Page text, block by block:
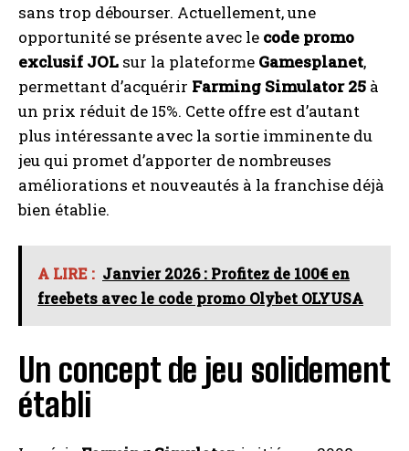
sans trop débourser. Actuellement, une
opportunité se présente avec le code promo
exclusif JOL sur la plateforme Gamesplanet,
permettant d’acquérir Farming Simulator 25 à
un prix réduit de 15%. Cette offre est d’autant
plus intéressante avec la sortie imminente du
jeu qui promet d’apporter de nombreuses
améliorations et nouveautés à la franchise déjà
bien établie.
A LIRE : Janvier 2026 : Profitez de 100€ en
freebets avec le code promo Olybet OLYUSA
Un concept de jeu solidement
établi